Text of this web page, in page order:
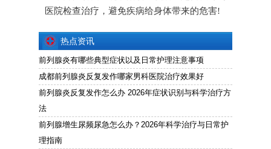
医院检查治疗，避免疾病给身体带来的危害!
热点资讯
前列腺炎有哪些典型症状以及日常护理注意事项
成都前列腺炎反复发作哪家男科医院治疗效果好
前列腺炎反复发作怎么办 2026年症状识别与科学治疗方
法
前列腺增生尿频尿急怎么办？2026年科学治疗与日常护
理指南